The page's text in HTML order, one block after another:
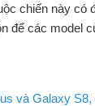
chiến này có
để các model
và Galaxy